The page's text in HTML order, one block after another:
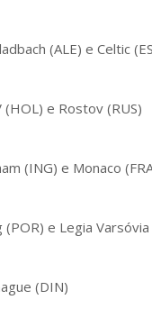
(ALE) e Celtic
(HOL) e Rostov (RUS)
(ING) e Monaco
e Legia Varsóvia
(DIN)